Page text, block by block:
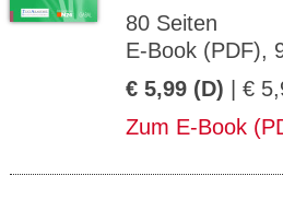
80 Seiten
E-Book (PDF),
€ 5,99 (D) | €
Zum E-Book